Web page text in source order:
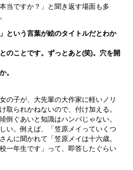
当ですか？」と聞き返す場面も多
という言葉が絵のタイトルだとわか
のことです。ずっとあと(笑)。穴を開
。
の子が、大先輩の大作家に軽いノリ
取られかねないので、付け加える。
倒ぐあいと知識はハンパじゃない。
い。例えば、「笠原メイっていくつ
んに聞かれて「笠原メイは十六歳。
一年生です」って、即答したぐらい